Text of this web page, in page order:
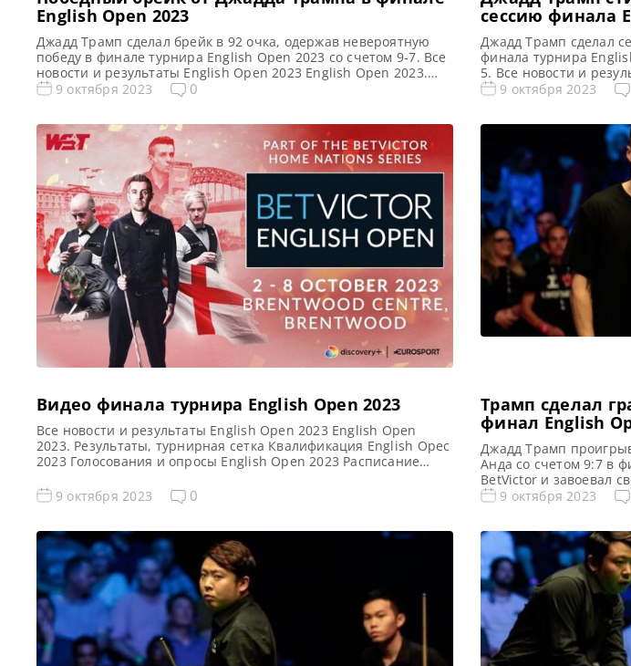
English Open 2023
Джадд Трамп сделал брейк в 92 очка, одержав невероятную
победу в финале турнира English Open 2023 со счетом 9-7. Все
новости и результаты English Open 2023 English Open 2023.
Результаты, турнирная сетка Квалификация English Opeс 2023
в 92 очка […]
9 октября 2023 0
сессию финала
Джадд Трамп сделал
финала турнира
5. Все новости и
2023. Результаты,
финале турнира
9 октября 2023
Видео финала турнира English Open 2023
Все новости и результаты English Open 2023 English Open
2023. Результаты, турнирная сетка Квалификация English Opeс
2023 Голосования и опросы English Open 2023 Расписание
повторы матчей English Open 2023, снукер — финал. Если не
смогли посмотреть матчи финала турнира Инглиш Опен 2023
9 октября 2023 0
Трамп сделал
финал English
Джадд Трамп
Анда со счетом 9:7 в
BetVictor и завоевал
19 месяцев, сообщает
Open 2023
9 октября 2023